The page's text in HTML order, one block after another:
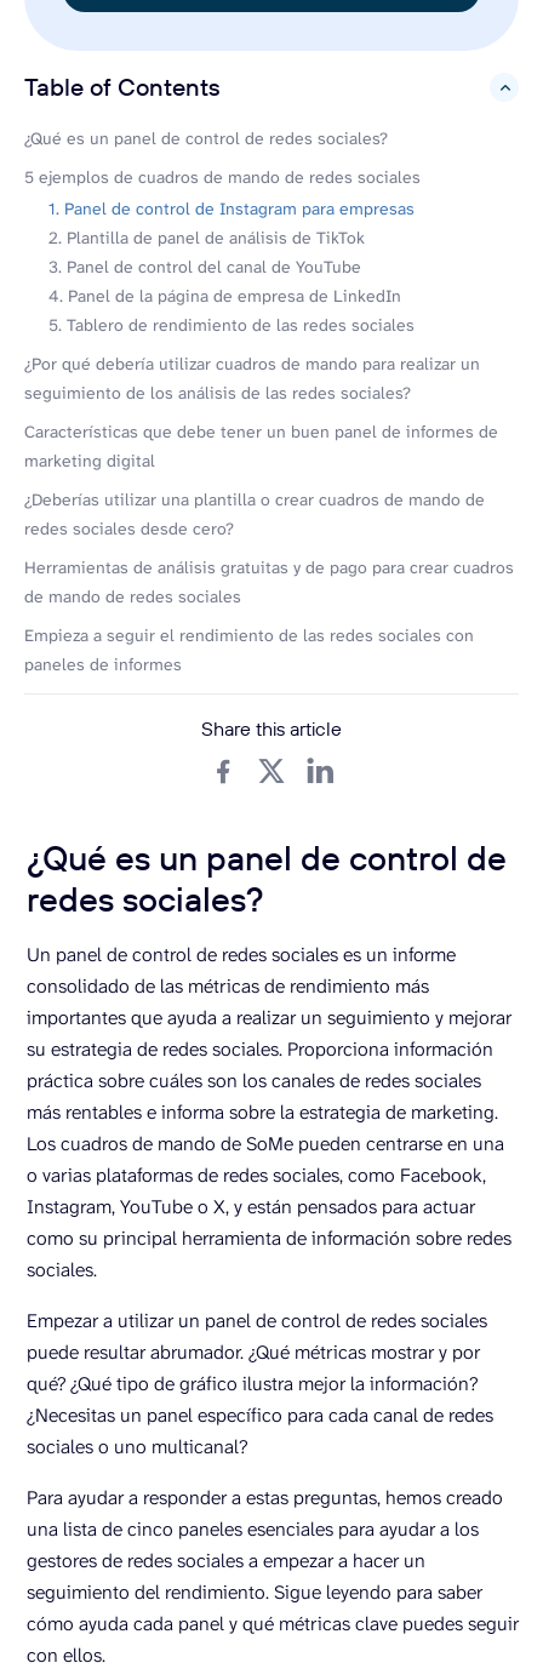
Table of Contents
hide
¿Qué es un panel de control de redes sociales?
5 ejemplos de cuadros de mando de redes sociales
1. Panel de control de Instagram para empresas
2. Plantilla de panel de análisis de TikTok
3. Panel de control del canal de YouTube
4. Panel de la página de empresa de LinkedIn
5. Tablero de rendimiento de las redes sociales
¿Por qué debería utilizar cuadros de mando para realizar un
seguimiento de los análisis de las redes sociales?
Características que debe tener un buen panel de informes de
marketing digital
¿Deberías utilizar una plantilla o crear cuadros de mando de
redes sociales desde cero?
Herramientas de análisis gratuitas y de pago para crear cuadros
de mando de redes sociales
Empieza a seguir el rendimiento de las redes sociales con
paneles de informes
Share this article
¿Qué es un panel de control de
redes sociales?
Un panel de control de redes sociales es un informe
consolidado de las métricas de rendimiento más
importantes que ayuda a realizar un seguimiento y mejorar
su estrategia de redes sociales. Proporciona información
práctica sobre cuáles son los canales de redes sociales
más rentables e informa sobre la estrategia de marketing.
Los cuadros de mando de SoMe pueden centrarse en una
o varias plataformas de redes sociales, como Facebook,
Instagram, YouTube o X, y están pensados para actuar
como su principal herramienta de información sobre redes
sociales.
Empezar a utilizar un panel de control de redes sociales
puede resultar abrumador. ¿Qué métricas mostrar y por
qué? ¿Qué tipo de gráfico ilustra mejor la información?
¿Necesitas un panel específico para cada canal de redes
sociales o uno multicanal?
Para ayudar a responder a estas preguntas, hemos creado
una lista de cinco paneles esenciales para ayudar a los
gestores de redes sociales a empezar a hacer un
seguimiento del rendimiento. Sigue leyendo para saber
cómo ayuda cada panel y qué métricas clave puedes seguir
con ellos.